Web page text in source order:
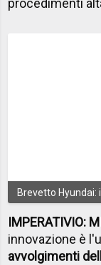
Brevetto Hyundai:
IMPERATIVIO:
innovazione è
avvolgimenti